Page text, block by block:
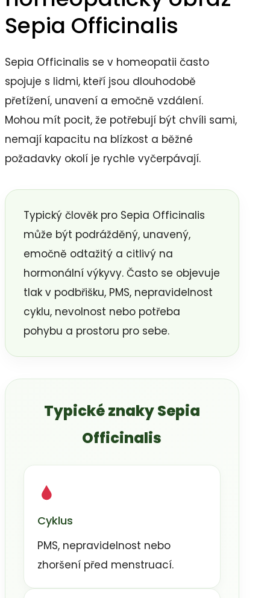
Sepia Officinalis
Sepia Officinalis se v homeopatii často
spojuje s lidmi, kteří jsou dlouhodobě
přetížení, unavení a emočně vzdálení.
Mohou mít pocit, že potřebují být chvíli sami,
nemají kapacitu na blízkost a běžné
požadavky okolí je rychle vyčerpávají.
Typický člověk pro Sepia Officinalis
může být podrážděný, unavený,
emočně odtažitý a citlivý na
hormonální výkyvy. Často se objevuje
tlak v podbřišku, PMS, nepravidelnost
cyklu, nevolnost nebo potřeba
pohybu a prostoru pro sebe.
Typické znaky Sepia
Officinalis
Cyklus
PMS, nepravidelnost nebo
zhoršení před menstruací.